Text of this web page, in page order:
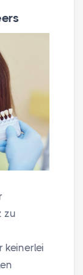
zu
keinerlei